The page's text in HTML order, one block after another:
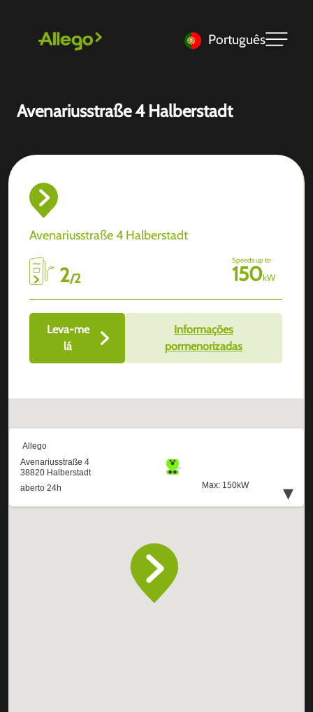
Português
Avenariusstraße 4 Halberstadt
Avenariusstraße 4 Halberstadt
2/2
Speeds up to
150kW
Leva-me
lá
Informações
pormenorizadas